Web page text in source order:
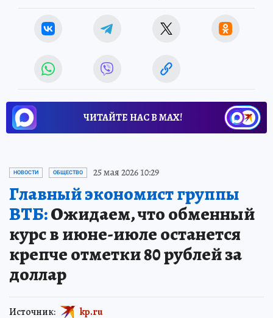
ЧИТАЙТЕ НАС В МАХ!
НОВОСТИ ОБЩЕСТВО 25 мая 2026 10:29
Главный экономист группы
ВТБ:Ожидаем, что обменный
курс в июне-июле останется
крепче отметки 80 рублей за
доллар
Источник: kp.ru